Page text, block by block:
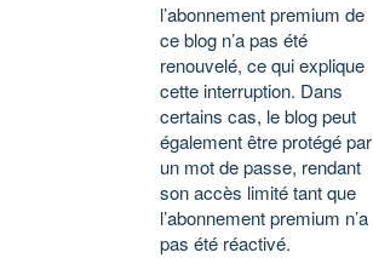
l’abonnement premium de
ce blog n’a pas été
renouvelé, ce qui explique
cette interruption. Dans
certains cas, le blog peut
également être protégé par
un mot de passe, rendant
son accès limité tant que
l’abonnement premium n’a
pas été réactivé.